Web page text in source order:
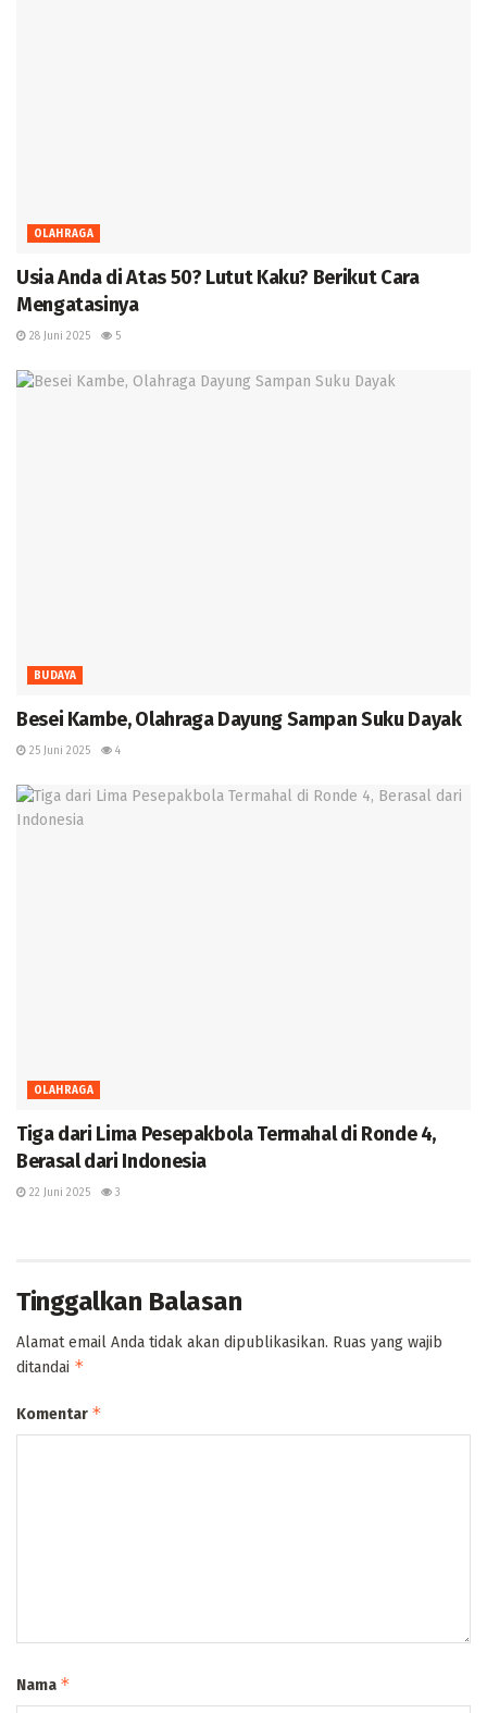
OLAHRAGA
Usia Anda di Atas 50? Lutut Kaku? Berikut Cara
Mengatasinya
28 Juni 2025 5
BUDAYA
Besei Kambe, Olahraga Dayung Sampan Suku Dayak
25 Juni 2025 4
OLAHRAGA
Tiga dari Lima Pesepakbola Termahal di Ronde 4,
Berasal dari Indonesia
22 Juni 2025 3
Tinggalkan Balasan
Alamat email Anda tidak akan dipublikasikan. Ruas yang wajib
ditandai *
Komentar *
Nama *